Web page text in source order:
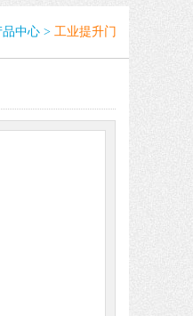
品中心 > 工业提升门